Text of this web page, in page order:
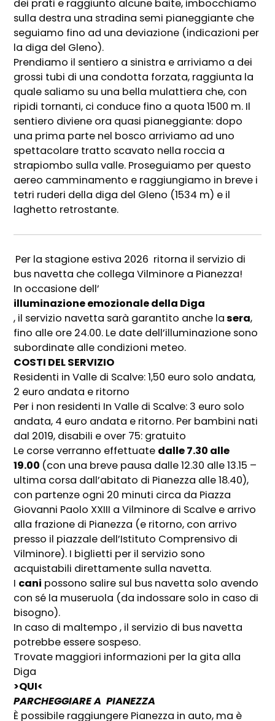
dei prati e raggiunto alcune baite, imbocchiamo
sulla destra una stradina semi pianeggiante che
seguiamo fino ad una deviazione (indicazioni per
la diga del Gleno).
Prendiamo il sentiero a sinistra e arriviamo a dei
grossi tubi di una condotta forzata, raggiunta la
quale saliamo su una bella mulattiera che, con
ripidi tornanti, ci conduce fino a quota 1500 m. Il
sentiero diviene ora quasi pianeggiante: dopo
una prima parte nel bosco arriviamo ad uno
spettacolare tratto scavato nella roccia a
strapiombo sulla valle. Proseguiamo per questo
aereo camminamento e raggiungiamo in breve i
tetri ruderi della diga del Gleno (1534 m) e il
laghetto retrostante.
Per la stagione estiva 2026 ritorna il servizio di
bus navetta che collega Vilminore a Pianezza!
In occasione dell’
illuminazione emozionale della Diga
, il servizio navetta sarà garantito anche lasera,
fino alle ore 24.00. Le date dell’illuminazione sono
subordinate alle condizioni meteo.
COSTI DEL SERVIZIO
Residenti in Valle di Scalve: 1,50 euro solo andata,
2 euro andata e ritorno
Per i non residenti In Valle di Scalve: 3 euro solo
andata, 4 euro andata e ritorno. Per bambini nati
dal 2019, disabili e over 75: gratuito
Le corse verranno effettuate dalle 7.30 alle
19.00 (con una breve pausa dalle 12.30 alle 13.15 –
ultima corsa dall’abitato di Pianezza alle 18.40),
con partenze ogni 20 minuti circa da Piazza
Giovanni Paolo XXIII a Vilminore di Scalve e arrivo
alla frazione di Pianezza (e ritorno, con arrivo
presso il piazzale dell’Istituto Comprensivo di
Vilminore). I biglietti per il servizio sono
acquistabili direttamente sulla navetta.
I cani possono salire sul bus navetta solo avendo
con sé la museruola (da indossare solo in caso di
bisogno).
In caso di maltempo , il servizio di bus navetta
potrebbe essere sospeso.
Trovate maggiori informazioni per la gita alla
Diga
>QUI<
PARCHEGGIARE A PIANEZZA
È possibile raggiungere Pianezza in auto, ma è